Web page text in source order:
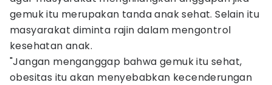
gemuk itu merupakan tanda anak sehat. Selain itu
masyarakat diminta rajin dalam mengontrol
kesehatan anak.
"Jangan menganggap bahwa gemuk itu sehat,
obesitas itu akan menyebabkan kecenderungan